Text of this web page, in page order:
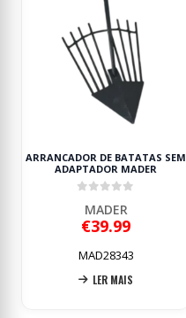
ARRANCADOR DE BATATAS SEM
ADAPTADOR MADER
MADER
€39.99
MAD28343
LER MAIS